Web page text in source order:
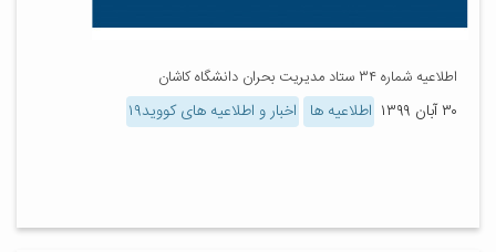
اطلاعیه شماره ۳۴ ستاد مدیریت بحران دانشگاه کاشان
۳۰ آبان ۱۳۹۹ اطلاعیه ها اخبار و اطلاعیه های کووید۱۹